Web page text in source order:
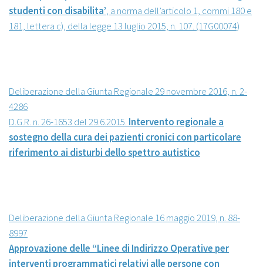
studenti con disabilita’, a norma dell’articolo 1, commi 180 e
181, lettera c), della legge 13 luglio 2015, n. 107. (17G00074)
Deliberazione della Giunta Regionale 29 novembre 2016, n. 2-
4286
D.G.R. n. 26-1653 del 29.6.2015. Intervento regionale a
sostegno della cura dei pazienti cronici con particolare
riferimento ai disturbi dello spettro autistico
Deliberazione della Giunta Regionale 16 maggio 2019, n. 88-
8997
Approvazione delle “Linee di Indirizzo Operative per
interventi programmatici relativi alle persone con